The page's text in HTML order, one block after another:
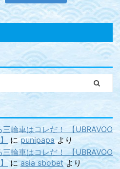
輪車はコレだ！ 【UBRAVOO
にpunipapaより
輪車はコレだ！ 【UBRAVOO
にasia sbobetより